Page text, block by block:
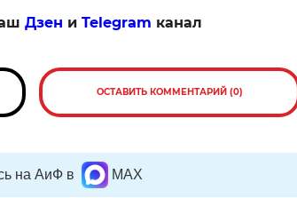
Дзен и Telegram канал
ОСТАВИТЬ КОММЕНТАРИЙ (0)
на АиФ в MAX